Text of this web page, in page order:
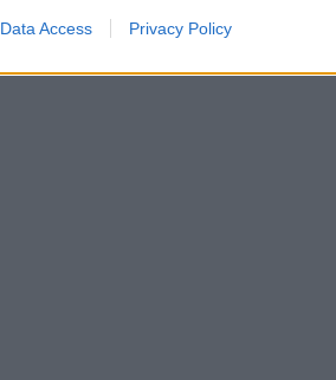
Data Access Privacy Policy
Dumën dhe vulën e partisë (VIDEO)